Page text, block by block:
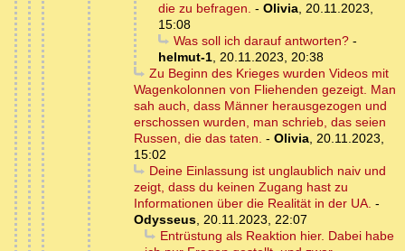
die zu befragen. - Olivia, 20.11.2023,
15:08
Was soll ich darauf antworten?-
helmut-1, 20.11.2023, 20:38
Zu Beginn des Krieges wurden Videos mit
Wagenkolonnen von Fliehenden gezeigt. Man
sah auch, dass Männer herausgezogen und
erschossen wurden, man schrieb, das seien
Russen, die das taten. - Olivia, 20.11.2023,
15:02
Deine Einlassung ist unglaublich naiv und
zeigt, dass du keinen Zugang hast zu
Informationen über die Realität in der UA. -
Odysseus, 20.11.2023, 22:07
Entrüstung als Reaktion hier. Dabei habe